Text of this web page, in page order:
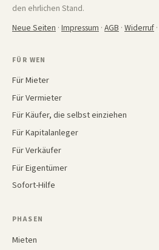
den ehrlichen Stand.
Neue Seiten · Impressum · AGB · Widerruf ·
FÜR WEN
Für Mieter
Für Vermieter
Für Käufer, die selbst einziehen
Für Kapitalanleger
Für Verkäufer
Für Eigentümer
Sofort-Hilfe
PHASEN
Mieten